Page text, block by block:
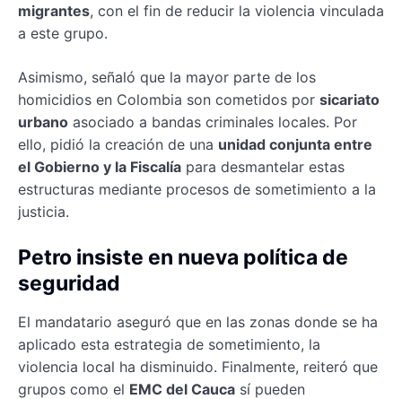
migrantes, con el fin de reducir la violencia vinculada
a este grupo.
Asimismo, señaló que la mayor parte de los
homicidios en Colombia son cometidos por sicariato
urbano asociado a bandas criminales locales. Por
ello, pidió la creación de una unidad conjunta entre
el Gobierno y la Fiscalía para desmantelar estas
estructuras mediante procesos de sometimiento a la
justicia.
Petro insiste en nueva política de
seguridad
El mandatario aseguró que en las zonas donde se ha
aplicado esta estrategia de sometimiento, la
violencia local ha disminuido. Finalmente, reiteró que
grupos como el EMC del Cauca sí pueden